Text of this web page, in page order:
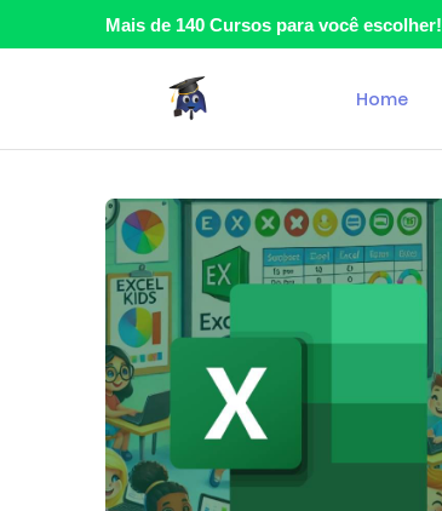
Mais de 140 Cursos para você escolher!
Home